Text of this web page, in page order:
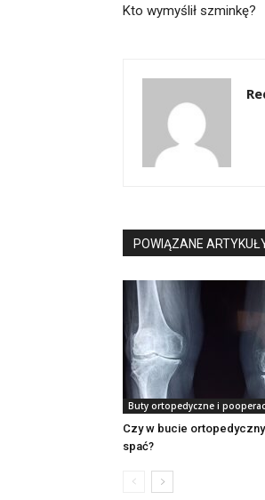
Kto wymyślił szminkę?
POWIĄZANE
Buty ortopedyczne i
Czy w bucie
spać?